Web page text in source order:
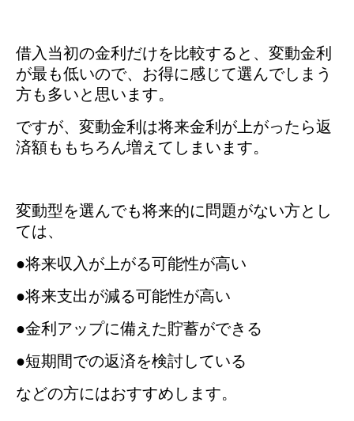
借入当初の金利だけを比較すると、変動金利
が最も低いので、お得に感じて選んでしまう
方も多いと思います。
ですが、変動金利は将来金利が上がったら返
済額ももちろん増えてしまいます。
変動型を選んでも将来的に問題がない方とし
ては、
●将来収入が上がる可能性が高い
●将来支出が減る可能性が高い
●金利アップに備えた貯蓄ができる
●短期間での返済を検討している
などの方にはおすすめします。